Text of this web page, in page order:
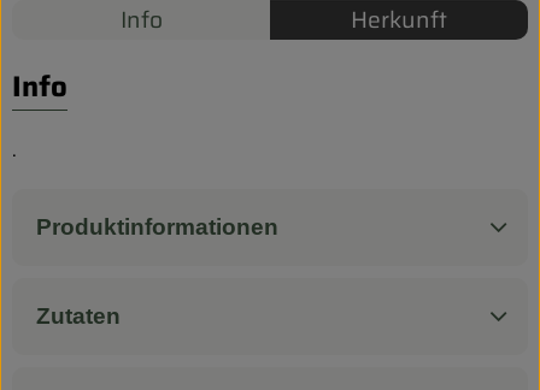
Info Herkunft
Info
.
Produktinformationen
Zutaten